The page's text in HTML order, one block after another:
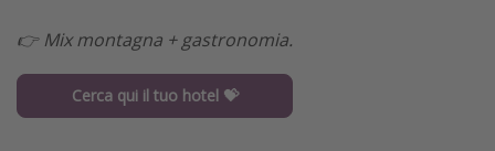
👉 Mix montagna + gastronomia.
Cerca qui il tuo hotel 💝